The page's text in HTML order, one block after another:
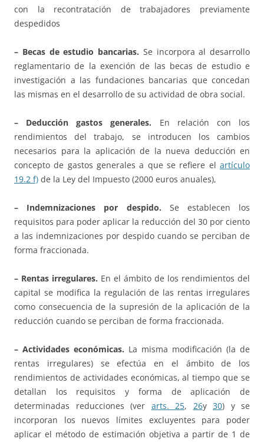
con la recontratación de trabajadores previamente
despedidos
– Becas de estudio bancarias. Se incorpora al desarrollo
reglamentario de la exención de las becas de estudio e
investigación a las fundaciones bancarias que concedan
las mismas en el desarrollo de su actividad de obra social.
– Deducción gastos generales. En relación con los
rendimientos del trabajo, se introducen los cambios
necesarios para la aplicación de la nueva deducción en
concepto de gastos generales a que se refiere el artículo
19.2 f) de la Ley del Impuesto (2000 euros anuales),
– Indemnizaciones por despido. Se establecen los
requisitos para poder aplicar la reducción del 30 por ciento
a las indemnizaciones por despido cuando se perciban de
forma fraccionada.
– Rentas irregulares. En el ámbito de los rendimientos del
capital se modifica la regulación de las rentas irregulares
como consecuencia de la supresión de la aplicación de la
reducción cuando se perciban de forma fraccionada.
– Actividades económicas. La misma modificación (la de
rentas irregulares) se efectúa en el ámbito de los
rendimientos de actividades económicas, al tiempo que se
detallan los requisitos y forma de aplicación de
determinadas reducciones (ver arts. 25, 26y 30) y se
incorporan los nuevos límites excluyentes para poder
aplicar el método de estimación objetiva a partir de 1 de